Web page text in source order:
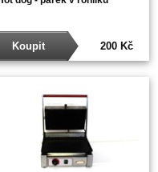
200 Kč
Koupit